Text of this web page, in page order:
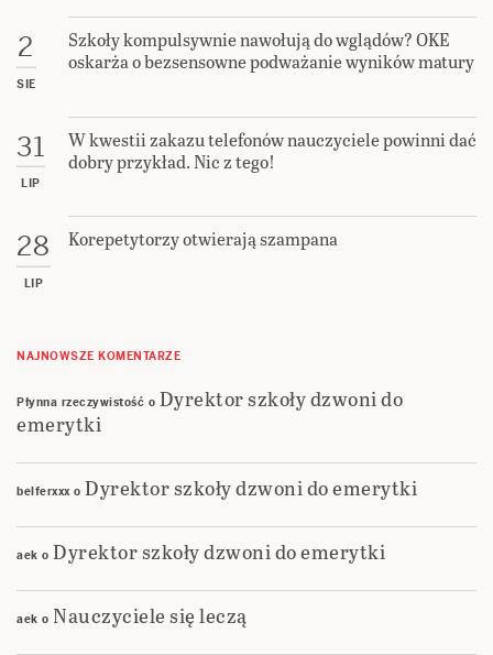
2
SIE
Szkoły kompulsywnie nawołują do wglądów? OKE
oskarża o bezsensowne podważanie wyników matury
31
LIP
W kwestii zakazu telefonów nauczyciele powinni dać
dobry przykład. Nic z tego!
28
LIP
Korepetytorzy otwierają szampana
NAJNOWSZE KOMENTARZE
Płynna rzeczywistość o Dyrektor szkoły dzwoni do
emerytki
belferxxxo Dyrektor szkoły dzwoni do emerytki
aek o Dyrektor szkoły dzwoni do emerytki
aek o Nauczyciele się leczą